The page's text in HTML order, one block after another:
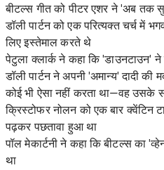
बीटल्स गीत को पीटर एशर ने 'अब तक
डॉली पार्टन को एक परित्यक्त चर्च में
लिए इस्तेमाल करते थे
पेटुला क्लार्क ने कहा कि 'डाउनटाउन'
डॉली पार्टन ने अपनी 'अमान्य' दादी की
कोई भी ऐसा नहीं करता था—वह उसके
क्रिस्टोफर नोलन को एक बार क्वेंटिन
पढ़कर पछतावा हुआ था
पॉल मेकार्टनी ने कहा कि बीटल्स का
था